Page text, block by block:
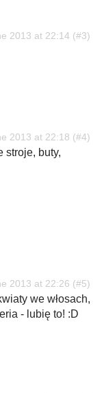
2013 at 22:14
2013 at 22:18
stroje, buty,
2013 at 22:26
we włosach,
- lubię to! :D